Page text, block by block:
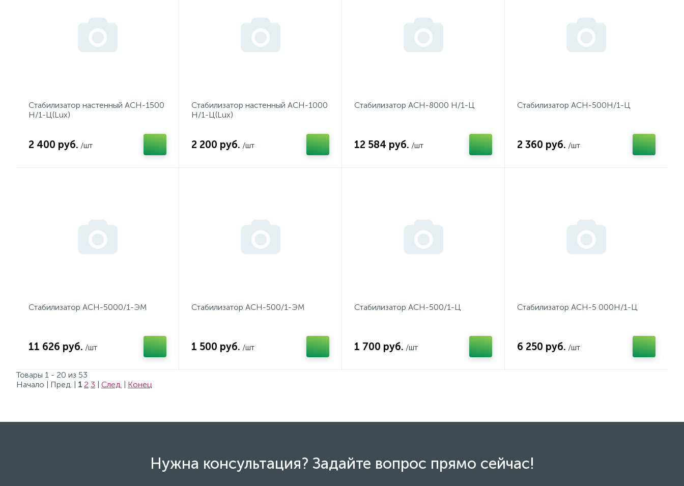
Стабилизатор настенный АСН-1500
Н/1-Ц(Lux)
2 400 руб. /шт
Стабилизатор настенный АСН-1000
Н/1-Ц(Lux)
2 200 руб. /шт
Стабилизатор АСН-8000 Н/1-Ц
12 584 руб. /шт
Стабилизатор АСН-500Н/1-Ц
2 360 руб. /шт
Стабилизатор АСН-5000/1-ЭМ
11 626 руб. /шт
Стабилизатор АСН-500/1-ЭМ
1 500 руб. /шт
Стабилизатор АСН-500/1-Ц
1 700 руб. /шт
Стабилизатор АСН-5 000Н/1-Ц
6 250 руб. /шт
Товары 1 - 20 из 53
Начало | Пред. | 1 2 3 | След. | Конец
Нужна консультация? Задайте вопрос прямо сейчас!